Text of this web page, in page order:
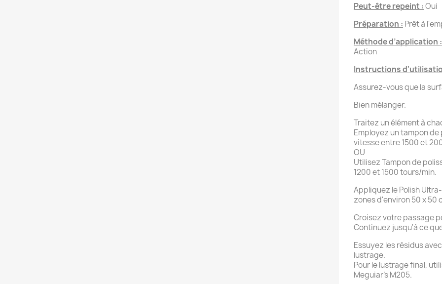
Peut-être repeint :Oui
Préparation : Prêt à
Méthode d’application :
Action
Instructions
Assurez-vous que la
Bien mélanger.
Traitez un élément à
Employez un tampon
vitesse entre 1500 et
OU
Utilisez Tampon de
1200 et 1500 tours/min.
Appliquez le Polish
zones d'environ 50 x 50
Croisez votre passage
Continuez jusqu'à ce
Essuyez les résidus
lustrage.
Pour le lustrage final,
Meguiar’s M205.